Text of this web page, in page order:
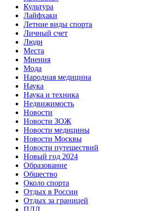
Культура
Лайфхаки
Летние виды спорта
Личный счет
Люди
Места
Мнения
Мода
Народная медицина
Наука
Наука и техника
Недвижимость
Новости
Новости ЗОЖ
Новости медицины
Новости Москвы
Новости путешествий
Новый год 2024
Образование
Общество
Около спорта
Отдых в России
Отдых за границей
ПДД